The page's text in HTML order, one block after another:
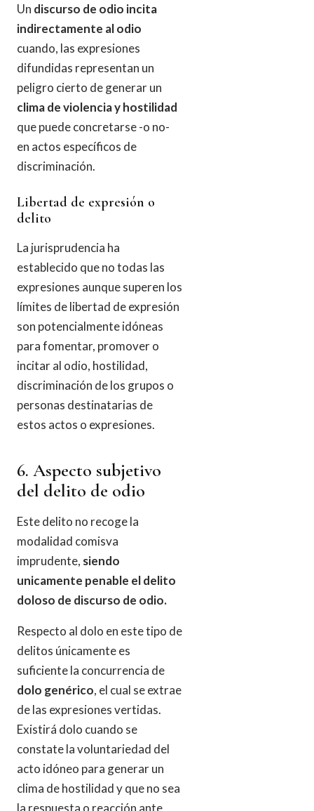
Un discurso de odio incita
indirectamente al odio
cuando, las expresiones
difundidas representan un
peligro cierto de generar un
clima de violencia y hostilidad
que puede concretarse -o no-
en actos específicos de
discriminación.
Libertad de expresión o
delito
La jurisprudencia ha
establecido que no todas las
expresiones aunque superen los
límites de libertad de expresión
son potencialmente idóneas
para fomentar, promover o
incitar al odio, hostilidad,
discriminación de los grupos o
personas destinatarias de
estos actos o expresiones.
6. Aspecto subjetivo
del delito de odio
Este delito no recoge la
modalidad comisva
imprudente, siendo
unicamente penable el delito
doloso de discurso de odio.
Respecto al dolo en este tipo de
delitos únicamente es
suficiente la concurrencia de
dolo genérico, el cual se extrae
de las expresiones vertidas.
Existirá dolo cuando se
constate la voluntariedad del
acto idóneo para generar un
clima de hostilidad y que no sea
la respuesta o reacción ante